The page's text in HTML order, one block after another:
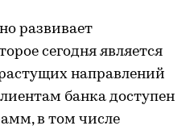
развивает
сегодня является
направлений
банка доступен
в том числе